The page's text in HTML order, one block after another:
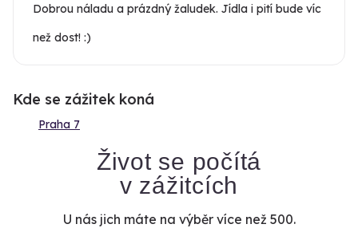
Dobrou náladu a prázdný žaludek. Jídla i pití bude víc
než dost! :)
Kde se zážitek koná
Praha 7
Život se počítá
v zážitcích
U nás jich máte na výběr více než 500.